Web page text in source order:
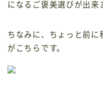
になるご褒美選びが出来
ちなみに、ちょっと前に
がこちらです。